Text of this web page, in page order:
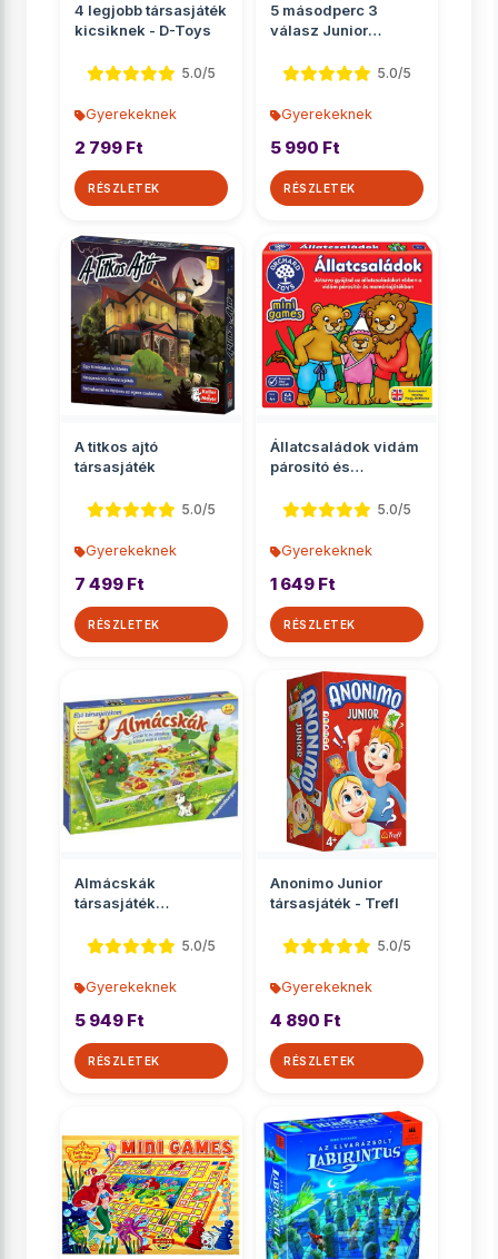
4 legjobb társasjáték
kicsiknek - D-Toys
5.0/5
Gyerekeknek
2 799 Ft
RÉSZLETEK
5 másodperc 3
válasz Junior
5.0/5
Gyerekeknek
5 990 Ft
RÉSZLETEK
A titkos ajtó
társasjáték
5.0/5
Gyerekeknek
7 499 Ft
RÉSZLETEK
Állatcsaládok vidám
párosító és
5.0/5
Gyerekeknek
1 649 Ft
RÉSZLETEK
Almácskák
társasjáték
Ravensburger 5.0/5
Gyerekeknek
5 949 Ft
RÉSZLETEK
Anonimo Junior
társasjáték - Trefl
5.0/5
Gyerekeknek
4 890 Ft
RÉSZLETEK